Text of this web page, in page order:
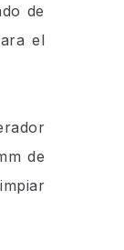
de
el
de